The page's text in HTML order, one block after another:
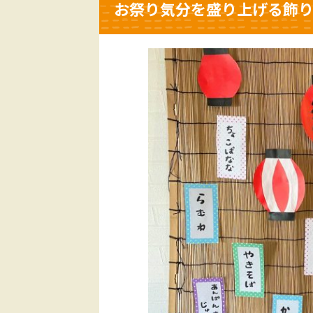
お祭り気分を盛り上げる飾